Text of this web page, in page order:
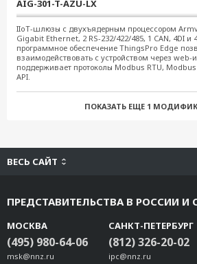
AIG-301-T-AZU-LX
СРАВНИТЬ НЕ ДОСТУПНО
AIG-301-T-EU-AZU-LX
СРАВНИТЬ НЕ ДОСТУПНО
AIG-302-T-EU-AZU-LX
2 423.53 $
IIoT-шлюзы с двухъядерным процессором
Gigabit Ethernet, 2 RS-232/422/485, 1 CAN, 4DI и
программное обеспечение ThingsPro Edge
взаимодействовать с устройством через web-
поддерживает протоколы Modbus RTU, Modbus
API.
ПОКАЗАТЬ ЕЩЕ 1
ВЕСЬ САЙТ
ПРЕДСТАВИТЕЛЬСТВА В РОССИИ И
МОСКВА
(495) 980-64-06
msk@nnz.ru
САНКТ-ПЕТЕРБУРГ
(812) 326-20-02
ipc@nnz.ru